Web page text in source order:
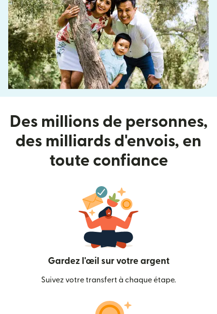
Des millions de personnes,
des milliards d'envois, en
toute confiance
Gardez l'œil sur votre argent
Suivez votre transfert à chaque étape.